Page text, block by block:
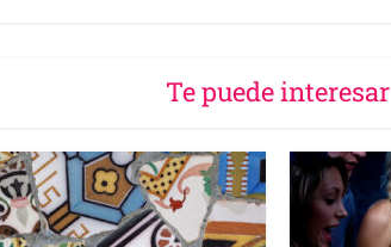
Te puede interesar